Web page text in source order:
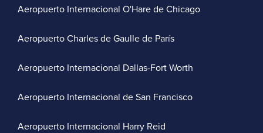
Aeropuerto Internacional O'Hare de Chicago
Aeropuerto Charles de Gaulle de París
Aeropuerto Internacional Dallas-Fort Worth
Aeropuerto Internacional de San Francisco
Aeropuerto Internacional Harry Reid